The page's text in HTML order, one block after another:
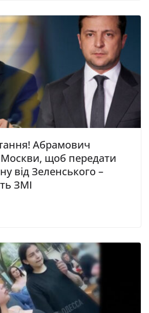
Абрамович
Москви, щоб передати
від Зеленського –
ЗМІ